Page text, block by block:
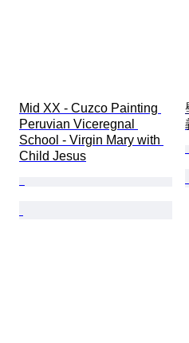
Mid XX - Cuzco Painting
Peruvian Viceregnal
School - Virgin Mary with
Child Jesus